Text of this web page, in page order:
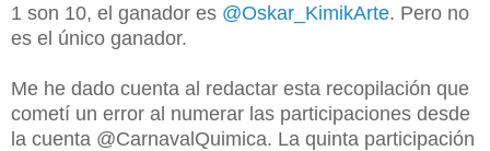
1 son 10, el ganador es @Oskar_KimikArte. Pero no
es el único ganador.
Me he dado cuenta al redactar esta recopilación que
cometí un error al numerar las participaciones desde
la cuenta @CarnavalQuimica. La quinta participación